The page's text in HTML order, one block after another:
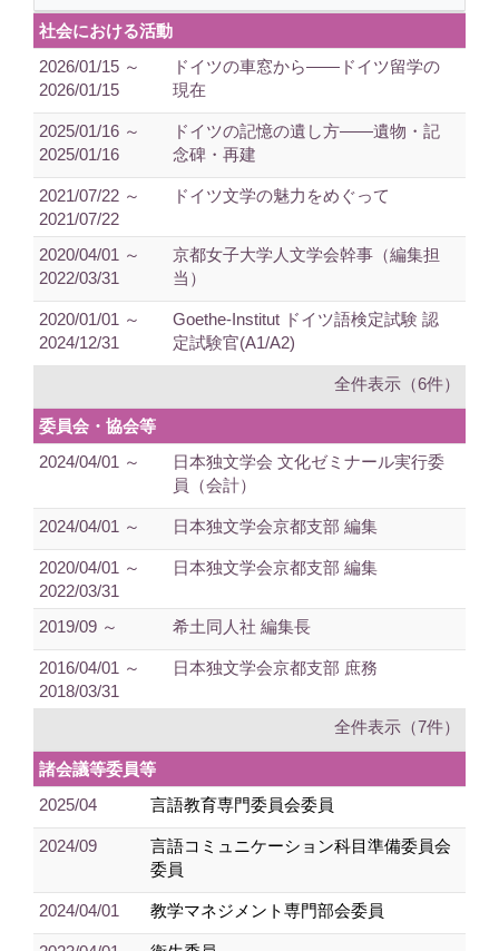
社会における活動
2026/01/15 ～
2026/01/15
ドイツの車窓から——ドイツ留学の
現在
2025/01/16 ～
2025/01/16
ドイツの記憶の遺し方——遺物・記
念碑・再建
2021/07/22 ～
2021/07/22
ドイツ文学の魅力をめぐって
2020/04/01 ～
2022/03/31
京都女子大学人文学会幹事（編集担
当）
2020/01/01 ～
2024/12/31
Goethe-Institut ドイツ語検定試験 認
定試験官(A1/A2)
全件表示（6件）
委員会・協会等
2024/04/01 ～
日本独文学会 文化ゼミナール実行委
員（会計）
2024/04/01 ～ 日本独文学会京都支部 編集
2020/04/01 ～
2022/03/31
日本独文学会京都支部 編集
2019/09 ～ 希土同人社 編集長
2016/04/01 ～
2018/03/31
日本独文学会京都支部 庶務
全件表示（7件）
諸会議等委員等
2025/04
言語教育専門委員会委員
2024/09
言語コミュニケーション科目準備委員会
委員
2024/04/01 教学マネジメント専門部会委員